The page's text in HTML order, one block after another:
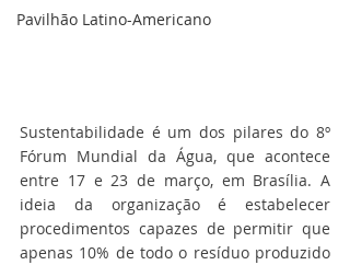
Pavilhão Latino-Americano
Sustentabilidade é um dos pilares do 8º
Fórum Mundial da Água, que acontece
entre 17 e 23 de março, em Brasília. A
ideia da organização é estabelecer
procedimentos capazes de permitir que
apenas 10% de todo o resíduo produzido